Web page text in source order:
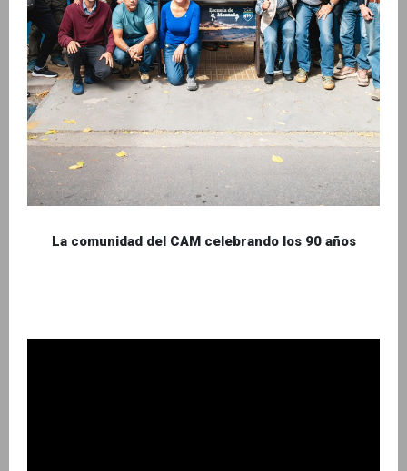
La comunidad del CAM celebrando los 90 años